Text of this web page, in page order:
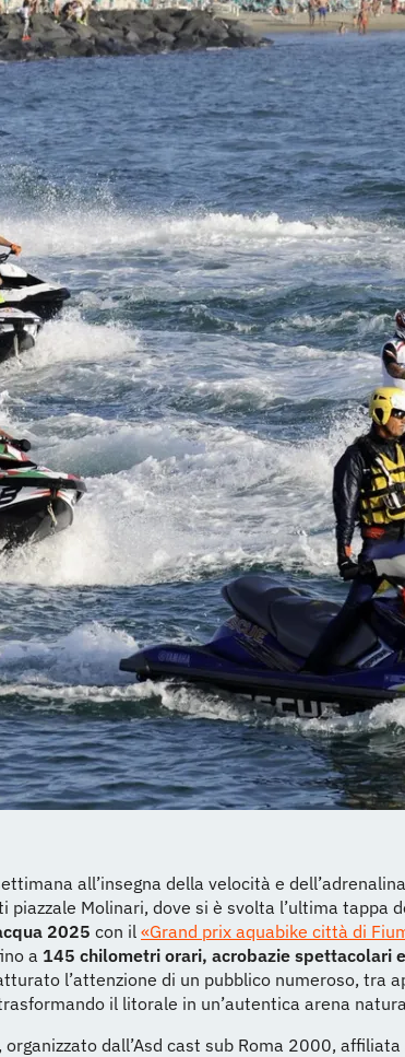
all’insegna della velocità e
piazzale Molinari, dove si è svolta l’ultima tappa
2025 con il «Grand prix aquabike città di
a 145 chilometri orari, acrobazie spettacolari
l’attenzione di un pubblico numeroso, tra
il litorale in un’autentica arena
organizzato dall’Asd cast sub Roma 2000,